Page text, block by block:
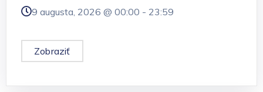
9 augusta, 2026 @ 00:00 - 23:59
Zobraziť